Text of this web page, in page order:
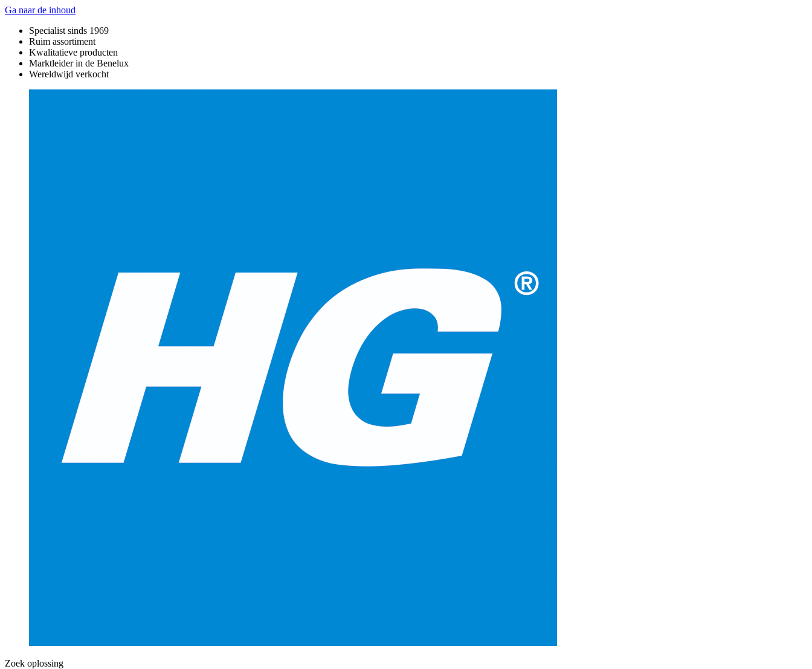
Ga naar de inhoud
Specialist sinds 1969
Ruim assortiment
Kwalitatieve producten
Marktleider in de Benelux
Wereldwijd verkocht
Zoek oplossing